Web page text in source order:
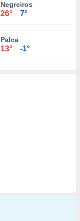
Negreiros
26° 7°
Palca
13° -1°